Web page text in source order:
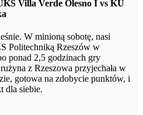
Villa Verde Olesno I vs KU
W minioną sobotę, nasi
Politechniką Rzeszów w
ponad 2,5 godzinach gry
z Rzeszowa przyjechała w
gotowa na zdobycie punktów, i
dla siebie.